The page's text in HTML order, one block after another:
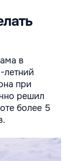
в
летний
при
решил
более 5